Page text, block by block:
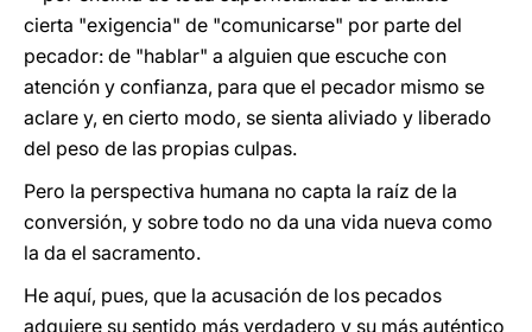
cierta "exigencia" de "comunicarse" por parte del
pecador: de "hablar" a alguien que escuche con
atención y confianza, para que el pecador mismo se
aclare y, en cierto modo, se sienta aliviado y liberado
del peso de las propias culpas.
Pero la perspectiva humana no capta la raíz de la
conversión, y sobre todo no da una vida nueva como
la da el sacramento.
He aquí, pues, que la acusación de los pecados
adquiere su sentido más verdadero y su más auténtico